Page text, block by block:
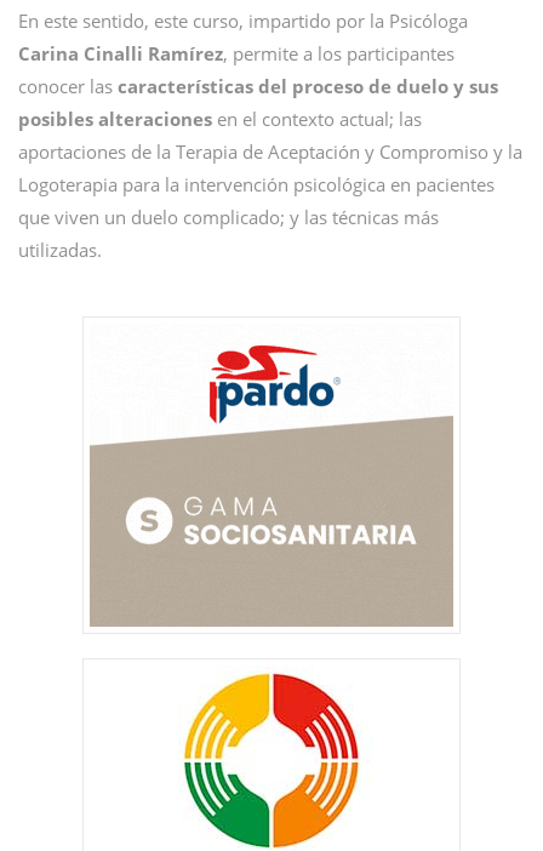
En este sentido, este curso, impartido por la Psicóloga
Carina Cinalli Ramírez, permite a los participantes
conocer las características del proceso de duelo y sus
posibles alteraciones en el contexto actual; las
aportaciones de la Terapia de Aceptación y Compromiso y la
Logoterapia para la intervención psicológica en pacientes
que viven un duelo complicado; y las técnicas más
utilizadas.